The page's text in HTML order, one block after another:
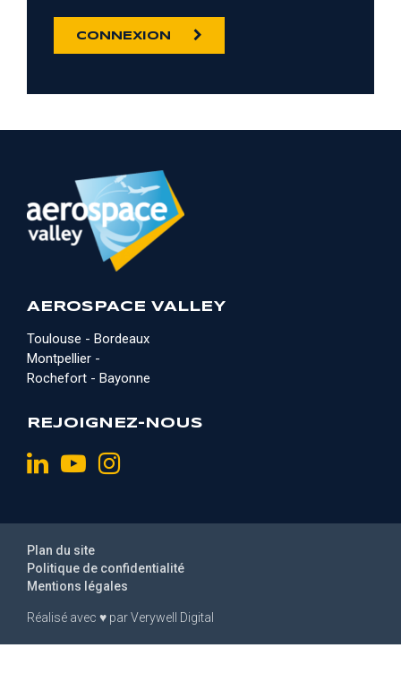
CONNEXION
AEROSPACE VALLEY
Toulouse - Bordeaux
Montpellier -
Rochefort - Bayonne
REJOIGNEZ-NOUS
Réalisé avec ♥ parVerywell Digital
Mentions légales
Politique de confidentialité
Plan du site